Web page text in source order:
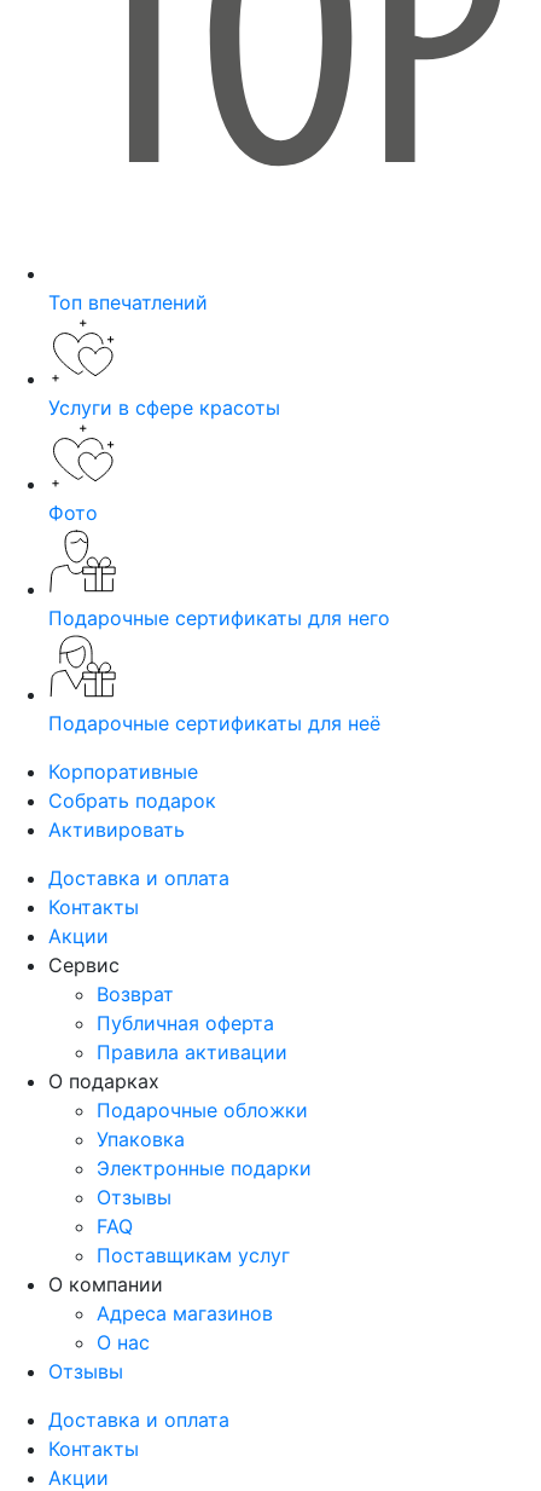
Топ впечатлений
Услуги в сфере красоты
Фото
Подарочные сертификаты для него
Подарочные сертификаты для неё
Корпоративные
Собрать подарок
Активировать
Доставка и оплата
Контакты
Акции
Сервис
Возврат
Публичная оферта
Правила активации
О подарках
Подарочные обложки
Упаковка
Электронные подарки
Отзывы
FAQ
Поставщикам услуг
О компании
Адреса магазинов
О нас
Отзывы
Доставка и оплата
Контакты
Акции